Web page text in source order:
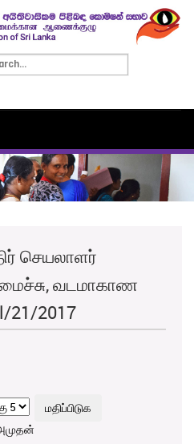
செயலாளர்
வடமாகாண
21/2017